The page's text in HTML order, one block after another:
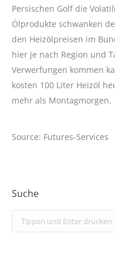
Persischen Golf die
Ölprodukte schwanken
den Heizölpreisen im
hier je nach Region und
Verwerfungen kommen
kosten 100 Liter Heizöl
mehr als Montagmorgen.
Source: Futures-Services
Suche
Search: